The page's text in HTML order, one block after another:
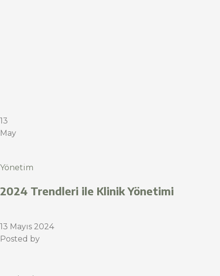
13
May
Yönetim
2024 Trendleri ile Klinik Yönetimi
13 Mayıs 2024
Posted by